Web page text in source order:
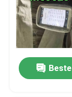
de bar van
Roestvrij